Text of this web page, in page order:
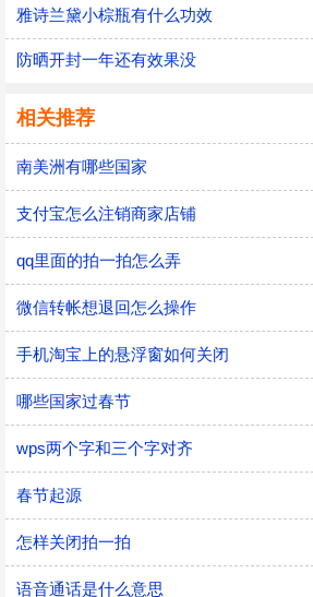
雅诗兰黛小棕瓶有什么功效
防晒开封一年还有效果没
相关推荐
南美洲有哪些国家
支付宝怎么注销商家店铺
qq里面的拍一拍怎么弄
微信转帐想退回怎么操作
手机淘宝上的悬浮窗如何关闭
哪些国家过春节
wps两个字和三个字对齐
春节起源
怎样关闭拍一拍
语音通话是什么意思